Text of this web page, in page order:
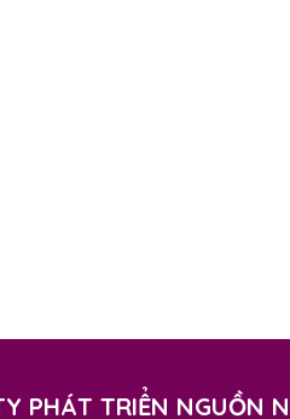
PHÁT TRIỂN NGUỒN